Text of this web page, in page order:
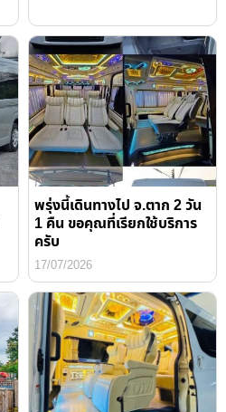
พรุ่งนี้เดินทางไป จ.ตาก 2 วัน
1 คืน ขอคุณที่เรียกใช้บริการ
ครับ
17/07/2026